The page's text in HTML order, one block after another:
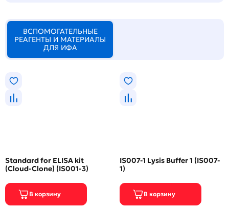
ВСПОМОГАТЕЛЬНЫЕ
РЕАГЕНТЫ И МАТЕРИАЛЫ
ДЛЯ ИФА
Standard for ELISA kit
(Cloud-Clone) (IS001-3)
IS007-1 Lysis Buffer 1 (IS007-
1)